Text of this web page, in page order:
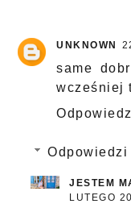
UNKNOWN
same
wcześniej
Odpowiedz
Odpowiedzi
JESTEM
LUTEGO